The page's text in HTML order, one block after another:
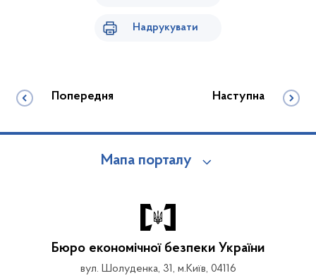
Надрукувати
Попередня Наступна
Мапа порталу
Бюро економічної безпеки України
вул. Шолуденка, 31, м.Київ, 04116